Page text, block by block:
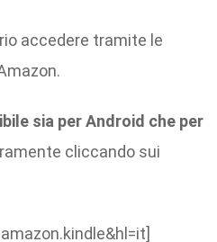
accedere tramite le
sia per Android che per
cliccando sui